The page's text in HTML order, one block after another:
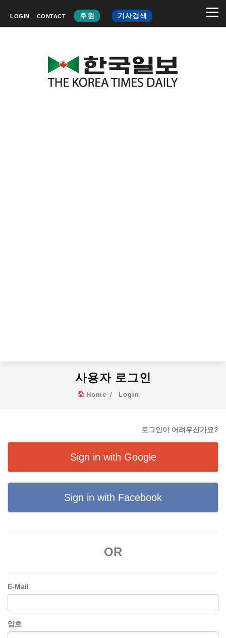
LOGIN CONTACT 후원 기사검색
사용자 로그인
Home Login
로그인이 어려우신가요?
Sign in with Google
Sign in with Facebook
OR
E-Mail
암호